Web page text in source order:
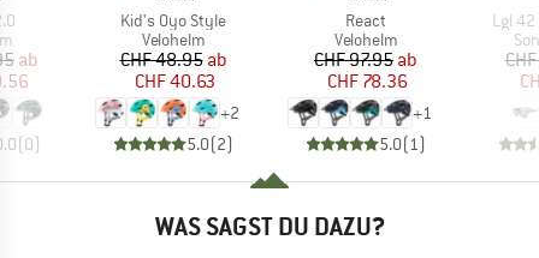
Preis
ab
(0)
Artikel
Kid's Oyo Style
Produktgruppe
Velohelm
Preis
CHF 48.95reduzierter Preis
ab
CHF 40.63
+2
5.0(2)
Artikel
React
Produktgruppe
Velohelm
Preis
CHF 97.95reduzierter Preis
ab
CHF 78.36
+1
5.0(1)
Artikel
Lgl
WAS SAGST DU DAZU?